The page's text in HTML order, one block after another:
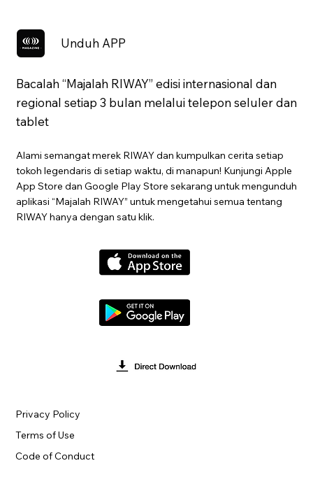
Unduh APP
Bacalah “Majalah RIWAY” edisi internasional dan
regional setiap 3 bulan melalui telepon seluler dan
tablet
Alami semangat merek RIWAY dan kumpulkan cerita setiap
tokoh legendaris di setiap waktu, di manapun! Kunjungi Apple
App Store dan Google Play Store sekarang untuk mengunduh
aplikasi “Majalah RIWAY” untuk mengetahui semua tentang
RIWAY hanya dengan satu klik.
Terms of Use
Privacy Policy
Code of Conduct